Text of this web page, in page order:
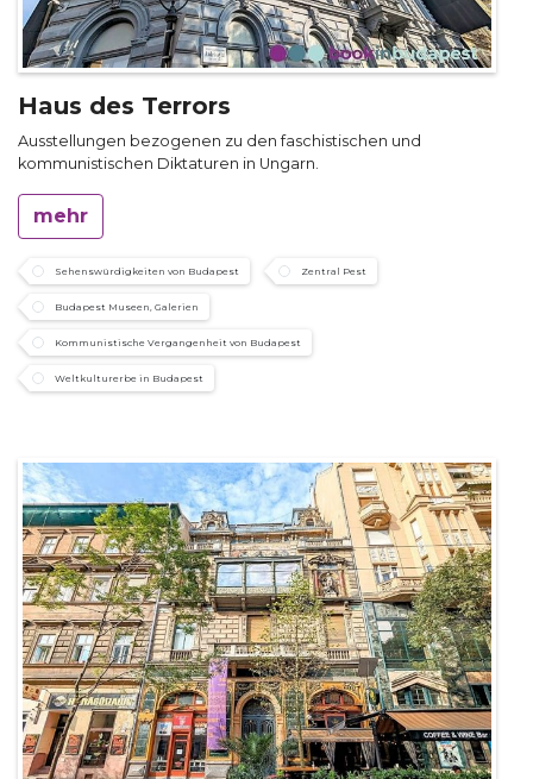
Haus des Terrors
Ausstellungen bezogenen zu den faschistischen und
kommunistischen Diktaturen in Ungarn.
mehr
Sehenswürdigkeiten von Budapest Zentral Pest
Budapest Museen, Galerien
Kommunistische Vergangenheit von Budapest
Weltkulturerbe in Budapest